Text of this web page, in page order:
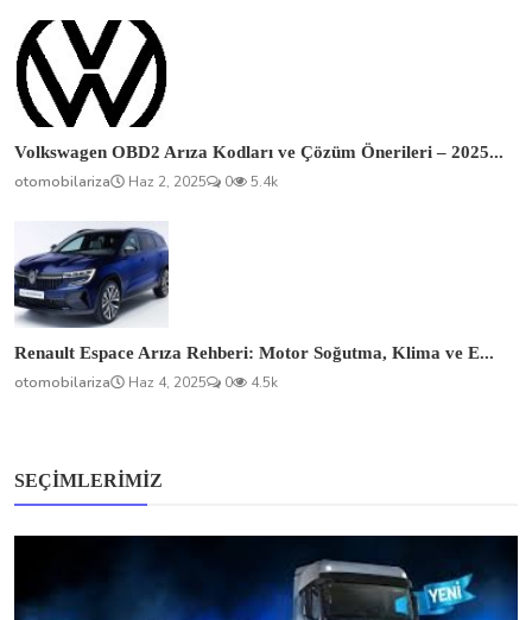
Volkswagen OBD2 Arıza Kodları ve Çözüm Önerileri – 2025...
otomobilariza
Haz 2, 2025 0 5.4k
Renault Espace Arıza Rehberi: Motor Soğutma, Klima ve E...
otomobilariza
Haz 4, 2025 0 4.5k
SEÇIMLERIMIZ